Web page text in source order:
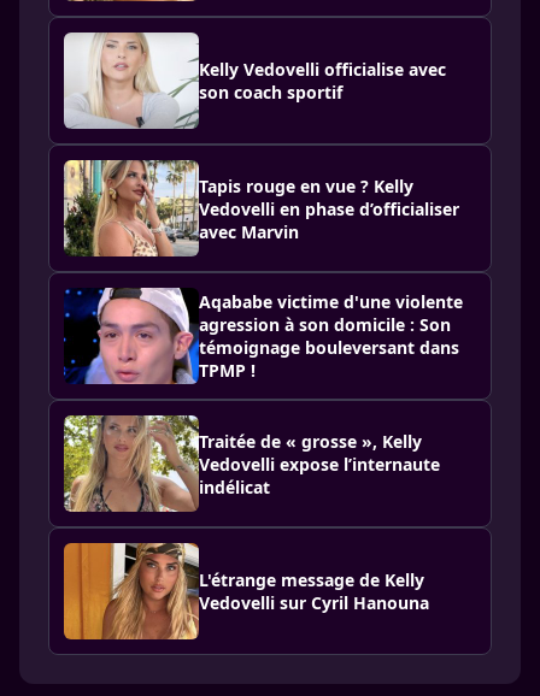
Kelly Vedovelli officialise avec
son coach sportif
Tapis rouge en vue ? Kelly
Vedovelli en phase d’officialiser
avec Marvin
Aqababe victime d'une violente
agression à son domicile : Son
témoignage bouleversant dans
TPMP !
Traitée de « grosse », Kelly
Vedovelli expose l’internaute
indélicat
L'étrange message de Kelly
Vedovelli sur Cyril Hanouna